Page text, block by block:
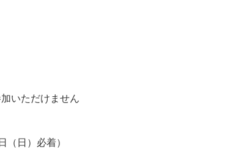
いただけません
日）必着）